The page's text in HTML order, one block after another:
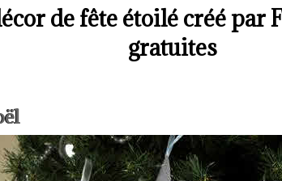
de fête étoilé créé
gratuites